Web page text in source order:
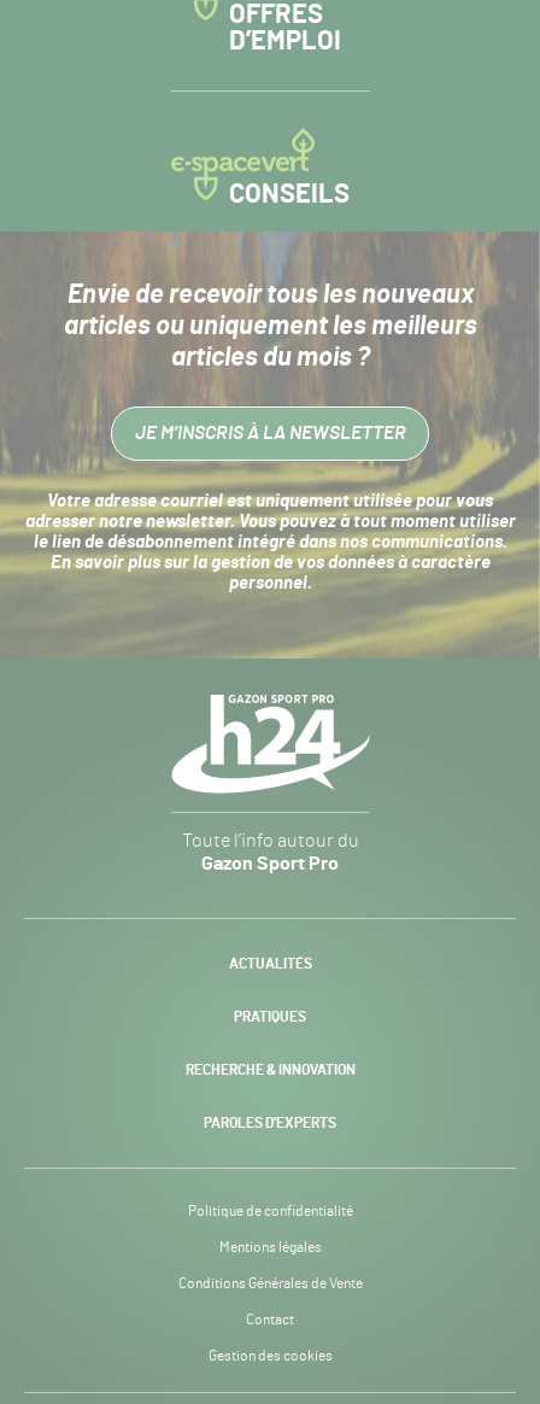
OFFRES
D’EMPLOI
CONSEILS
Envie de recevoir tous les nouveaux
articlesou uniquement les meilleurs
articles du mois ?
JE M’INSCRIS À LA NEWSLETTER
Votre adresse courriel est uniquement utilisée pour vous
adresser notre newsletter. Vous pouvez à tout moment utiliser
le lien de désabonnement intégré dans nos communications.
En savoir plus sur la gestion de vos données à caractère
personnel.
Sport
Pro
-
Toute l’info autour du
Gazon Sport Pro
ACTUALITÉS
PRATIQUES
RECHERCHE & INNOVATION
PAROLES D’EXPERTS
Politique de confidentialité
Mentions légales
Conditions Générales de Vente
Contact
Gestion des cookies